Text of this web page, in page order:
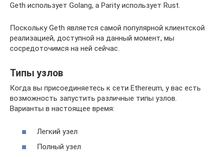
Geth использует Golang, а Parity использует Rust.
Поскольку Geth является самой популярной клиентской
реализацией, доступной на данный момент, мы
сосредоточимся на ней сейчас.
Типы узлов
Когда вы присоединяетесь к сети Ethereum, у вас есть
возможность запустить различные типы узлов.
Варианты в настоящее время:
Легкий узел
Полный узел